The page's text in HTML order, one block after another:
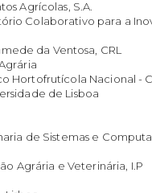
Agrícolas, S.A.
Colaborativo para a
da Ventosa, CRL
Hortofrutícola Nacional -
de Lisboa
de Sistemas e
Agrária e Veterinária, I.P